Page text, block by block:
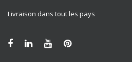
Livraison dans tout les pays